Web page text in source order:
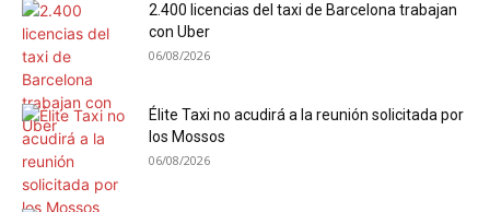
2.400 licencias del taxi de Barcelona trabajan
con Uber
06/08/2026
Élite Taxi no acudirá a la reunión solicitada por
los Mossos
06/08/2026